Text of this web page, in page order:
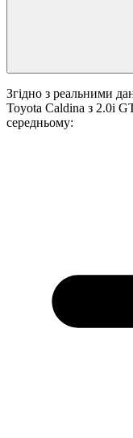
Згідно з реальними
Toyota Caldina з 2.0i
середньому: